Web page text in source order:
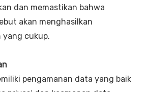
dan memastikan bahwa
akan menghasilkan
yang cukup.
pengamanan data yang baik